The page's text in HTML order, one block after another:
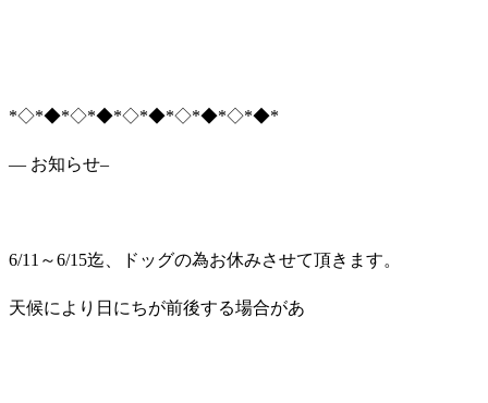
*◇*◆*◇*◆*◇*◆*◇*◆*◇*◆*
— お知らせ–
6/11～6/15迄、ドッグの為お休みさせて頂きます。
天候により日にちが前後する場合があ